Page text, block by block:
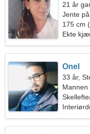
21 år
Jente
175 cm
Ekte
Onel
33 år,